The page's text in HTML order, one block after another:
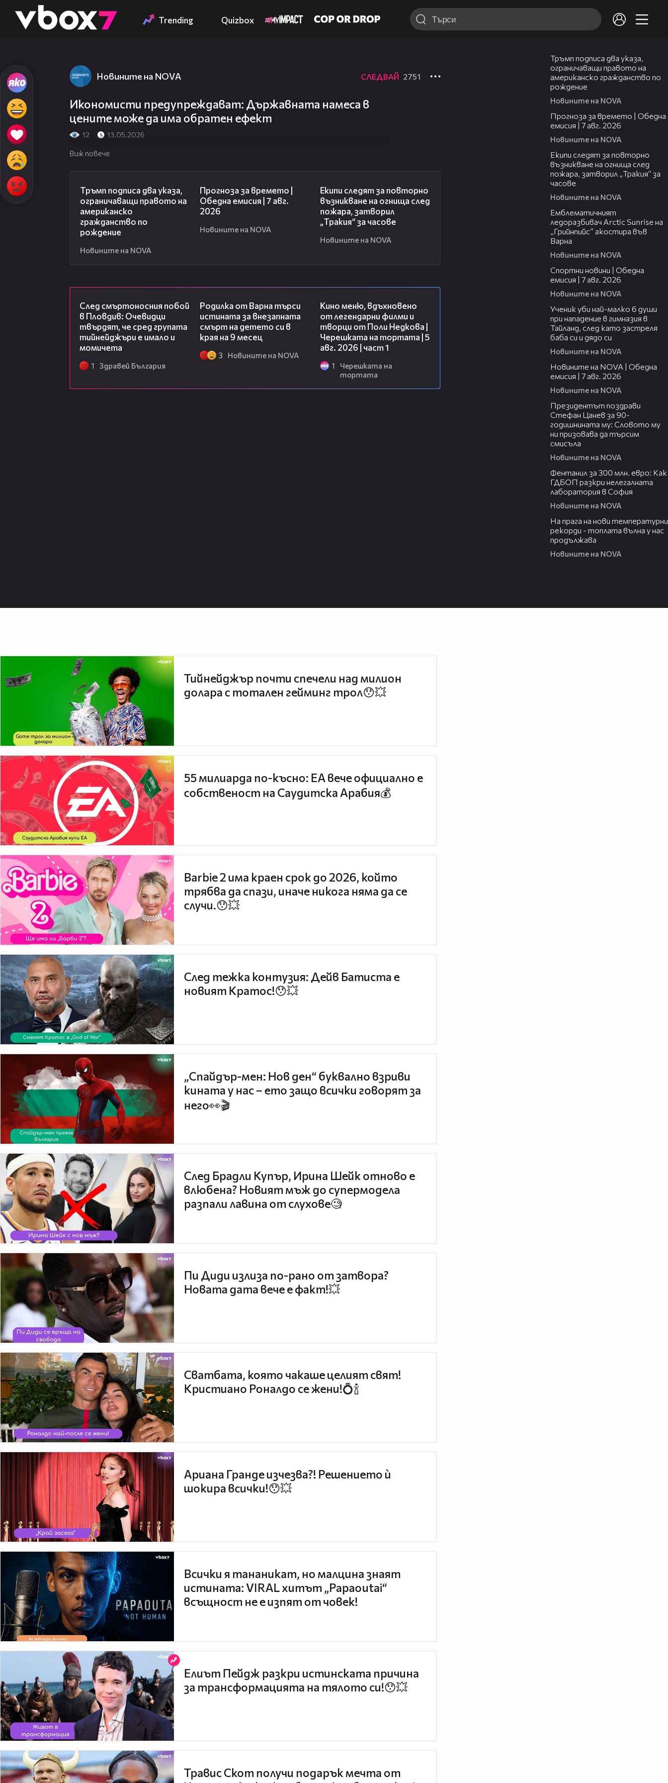
👾 Trending Quizbox
Новините на NOVA СЛЕДВАЙ 2751
Икономисти предупреждават: Държавната намеса в
цените може да има обратен ефект
12 13.05.2026
Виж повече
Тръмп подписа два указа,
ограничаващи правото на
американско
гражданство по
рождение
Новините на NOVA
Прогноза за времето |
Обедна емисия | 7 авг.
2026
Новините на NOVA
Екипи следят за повторно
възникване на огнища след
пожара, затворил
„Тракия“ за часове
Новините на NOVA
След смъртоносния побой
в Пловдив: Очевидци
твърдят, че сред групата
тийнейджъри е имало и
момичета
1 Здравей България
Родилка от Варна търси
истината за внезапната
смърт на детето си в
края на 9 месец
3 Новините на NOVA
Кино меню, вдъхновено
от легендарни филми и
творци от Поли Недкова |
Черешката на тортата | 5
авг. 2026 | част 1
1
Черешката на
тортата
Тръмп подписа два указа,
ограничаващи правото на
американско гражданство по
рождение
Новините на NOVA
Прогноза за времето | Обедна
емисия | 7 авг. 2026
Новините на NOVA
Екипи следят за повторно
възникване на огнища след
пожара, затворил „Тракия“ за
часове
Новините на NOVA
Емблематичният
ледоразбивач Arctic Sunrise на
„Грийнпийс” акостира във
Варна
Новините на NOVA
Спортни новини | Обедна
емисия | 7 aвг. 2026
Новините на NOVA
Ученик уби най-малко 6 души
при нападение в гимназия в
Тайланд, след като застреля
баба си и дядо си
Новините на NOVA
Новините на NOVA | Обедна
емисия | 7 авг. 2026
Новините на NOVA
Президентът поздрави
Стефан Цанев за 90-
годишнината му: Словото му
ни призовава да търсим
смисъла
Новините на NOVA
Фентанил за 300 млн. евро: Как
ГДБОП разкри нелегалната
лаборатория в София
Новините на NOVA
На прага на нови температурни
рекорди - топлата вълна у нас
продължава
Новините на NOVA
Тийнейджър почти спечели над милион
долара с тотален гейминг трол😯💥
55 милиарда по-късно: EA вече официално е
собственост на Саудитска Арабия💰
Barbie 2 има краен срок до 2026, който
трябва да спази, иначе никога няма да се
случи.😯💥
След тежка контузия: Дейв Батиста е
новият Кратос!😯💥
„Спайдър-мен: Нов ден“ буквално взриви
кината у нас – ето защо всички говорят за
него👀🎬
След Брадли Купър, Ирина Шейк отново е
влюбена? Новият мъж до супермодела
разпали лавина от слухове🧐
Пи Диди излиза по-рано от затвора?
Новата дата вече е факт!💥
Сватбата, която чакаше целият свят!
Кристиано Роналдо се жени!💍🍾
Ариана Гранде изчезва?! Решението ѝ
шокира всички!😯💥
Всички я тананикат, но малцина знаят
истината: VIRAL хитът „Papaoutai“
всъщност не е изпят от човек!
Елиът Пейдж разкри истинската причина
за трансформацията на тялото си!😯💥
Травис Скот получи подарък мечта от